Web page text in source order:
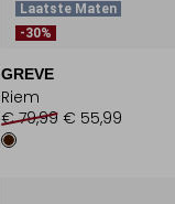
Laatste Maten
-30%
GREVE
Riem
€ 79,99 € 55,99